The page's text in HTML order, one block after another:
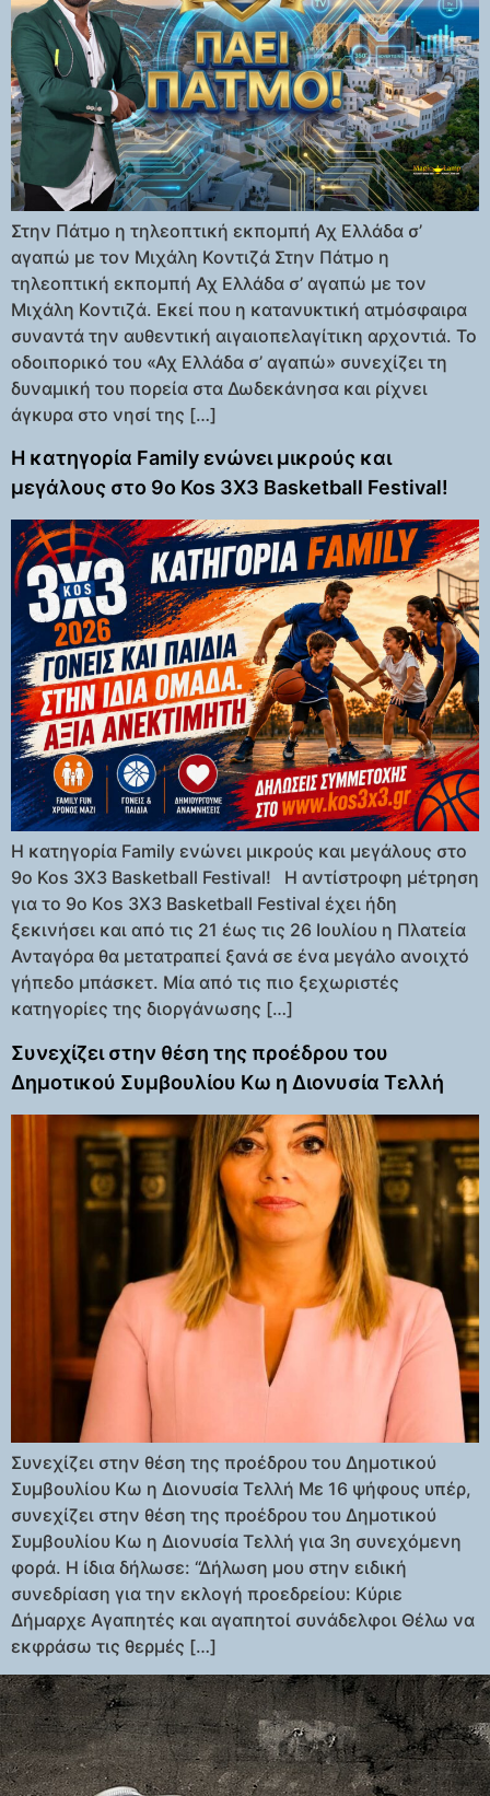
Στην Πάτμο η τηλεοπτική εκπομπή Αχ Ελλάδα σ’
αγαπώ με τον Μιχάλη Κοντιζά Στην Πάτμο η
τηλεοπτική εκπομπή Αχ Ελλάδα σ’ αγαπώ με τον
Μιχάλη Κοντιζά. Εκεί που η κατανυκτική ατμόσφαιρα
συναντά την αυθεντική αιγαιοπελαγίτικη αρχοντιά. Το
οδοιπορικό του «Αχ Ελλάδα σ’ αγαπώ» συνεχίζει τη
δυναμική του πορεία στα Δωδεκάνησα και ρίχνει
άγκυρα στο νησί της […]
Η κατηγορία Family ενώνει μικρούς και
μεγάλους στο 9ο Kos 3X3 Basketball Festival!
Η κατηγορία Family ενώνει μικρούς και μεγάλους στο
9ο Kos 3X3 Basketball Festival! Η αντίστροφη μέτρηση
για το 9ο Kos 3X3 Basketball Festival έχει ήδη
ξεκινήσει και από τις 21 έως τις 26 Ιουλίου η Πλατεία
Ανταγόρα θα μετατραπεί ξανά σε ένα μεγάλο ανοιχτό
γήπεδο μπάσκετ. Μία από τις πιο ξεχωριστές
κατηγορίες της διοργάνωσης […]
Συνεχίζει στην θέση της προέδρου του
Δημοτικού Συμβουλίου Κω η Διονυσία Τελλή
Συνεχίζει στην θέση της προέδρου του Δημοτικού
Συμβουλίου Κω η Διονυσία Τελλή Με 16 ψήφους υπέρ,
συνεχίζει στην θέση της προέδρου του Δημοτικού
Συμβουλίου Κω η Διονυσία Τελλή για 3η συνεχόμενη
φορά. Η ίδια δήλωσε: “Δήλωση μου στην ειδική
συνεδρίαση για την εκλογή προεδρείου: Κύριε
Δήμαρχε Αγαπητές και αγαπητοί συνάδελφοι Θέλω να
εκφράσω τις θερμές […]